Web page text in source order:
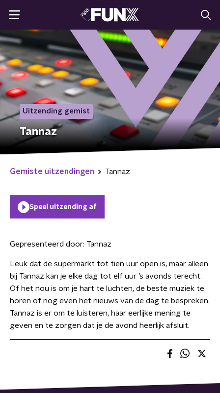
Uitzending gemist
Tannaz
Gemiste uitzendingen Tannaz
Speel uitzending af
Gepresenteerd door: Tannaz
Leuk dat de supermarkt tot tien uur open is, maar alleen
bij Tannaz kan je elke dag tot elf uur ’s avonds terecht.
Of het nou is om je hart te luchten, de beste muziek te
horen of nog even het nieuws van de dag te bespreken.
Tannaz is er om te luisteren, haar eerlijke mening te
geven en te zorgen dat je de avond heerlijk afsluit.